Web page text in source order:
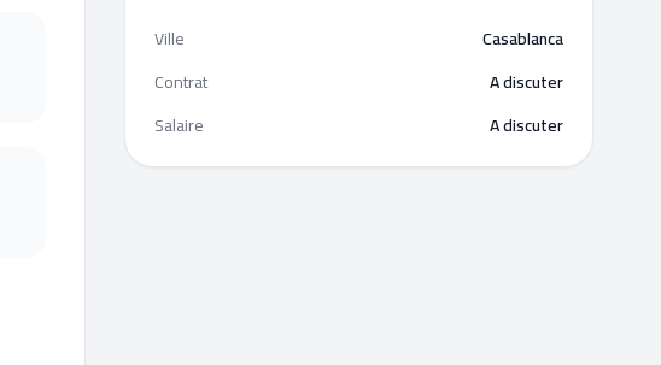
Ville
Casablanca
Contrat
A discuter
Salaire
A discuter